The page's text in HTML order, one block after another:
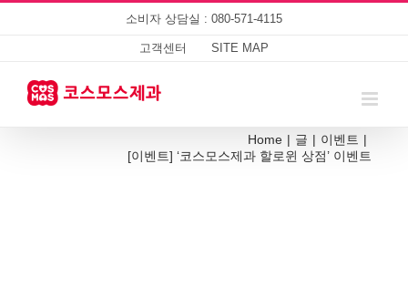
소비자 상담실 : 080-571-4115
고객센터 SITE MAP
Home | 글 | 이벤트 |
[이벤트] ‘코스모스제과 할로윈 상점’ 이벤트